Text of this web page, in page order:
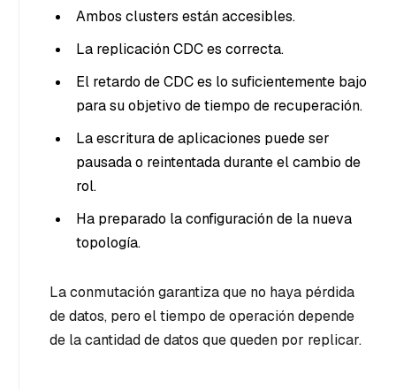
Ambos clusters están accesibles.
La replicación CDC es correcta.
El retardo de CDC es lo suficientemente bajo
para su objetivo de tiempo de recuperación.
La escritura de aplicaciones puede ser
pausada o reintentada durante el cambio de
rol.
Ha preparado la configuración de la nueva
topología.
La conmutación garantiza que no haya pérdida
de datos, pero el tiempo de operación depende
de la cantidad de datos que queden por replicar.